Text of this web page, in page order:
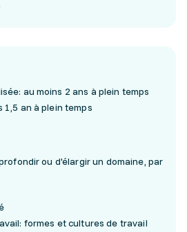
au moins 2 ans à plein temps
1,5 an à plein temps
ou d'élargir un domaine, par
formes et cultures de travail